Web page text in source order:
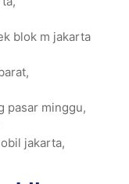
blok m jakarta
,
pasar minggu,
jakarta,